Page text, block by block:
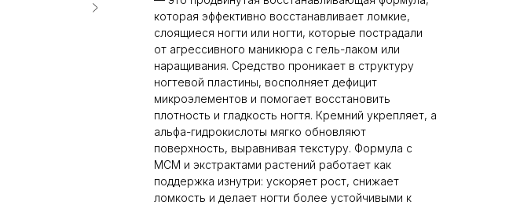
которая эффективно восстанавливает ломкие,
слоящиеся ногти или ногти, которые пострадали
от агрессивного маникюра с гель-лаком или
наращивания. Средство проникает в структуру
ногтевой пластины, восполняет дефицит
микроэлементов и помогает восстановить
плотность и гладкость ногтя. Кремний укрепляет, а
альфа-гидрокислоты мягко обновляют
поверхность, выравнивая текстуру. Формула с
МСМ и экстрактами растений работает как
поддержка изнутри: ускоряет рост, снижает
ломкость и делает ногти более устойчивыми к